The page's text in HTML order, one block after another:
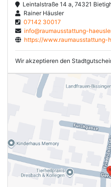
Leintalstraße 14 a, 74321
Rainer Häusler
07142 30017
info@raumausstattung-
https://www.raumausstattung-
Wir akzeptieren den